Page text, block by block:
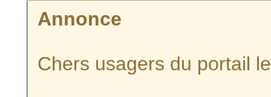
Annonce
Chers usagers du portail